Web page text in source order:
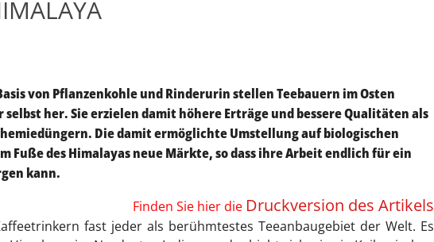
von Pflanzenkohle und Rinderurin stellen Teebauern im Osten
her. Sie erzielen damit höhere Erträge und bessere Qualitäten als
Die damit ermöglichte Umstellung auf biologischen
Fuße des Himalayas neue Märkte, so dass ihre Arbeit endlich für ein
kann.
Finden Sie hier die Druckversion des Artikels
fast jeder als berühmtestes Teeanbaugebiet der Welt. Es